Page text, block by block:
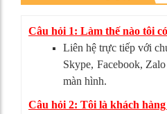
Câu hỏi 1: Làm thế nào tôi
Liên hệ trực tiếp với
Skype, Facebook,
màn hình.
Câu hỏi 2: Tôi là khách